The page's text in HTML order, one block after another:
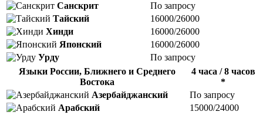
Санскрит
По запросу
Тайский
16000/26000
Хинди
16000/26000
Японский
16000/26000
Урду
По запросу
Языки России, Ближнего и Среднего
Востока
4 часа / 8 часов
*
Азербайджанский
По запросу
Арабский
15000/24000